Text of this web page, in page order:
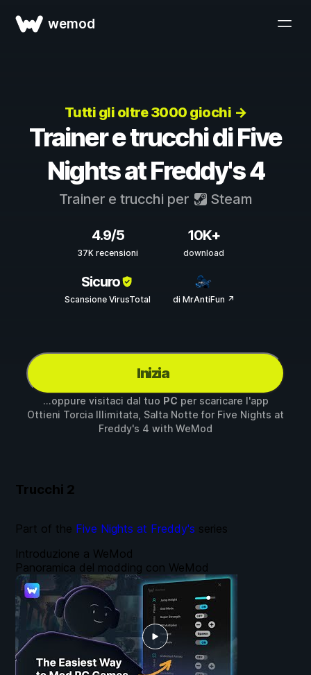
wemod
Tutti gli oltre 3000 giochi →
Trainer e trucchi di Five
Nights at Freddy's 4
Trainer e trucchi per Steam
4.9/5
37K recensioni
10K+
download
Sicuro
Scansione VirusTotal di MrAntiFun ↗
Inizia
...oppure visitaci dal tuo PC per scaricare l'app
Ottieni Torcia Illimitata, Salta Notte for Five Nights at
Freddy's 4 with WeMod
Trucchi 2
Introduzione a WeMod
Panoramica del modding con WeMod
Part of the Five Nights at Freddy's series